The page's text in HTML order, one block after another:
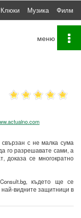
Клюки Музика Филми
с не малка сума
го разрешавате сами, а
доказа се многократно
където ще се
видните защитници в